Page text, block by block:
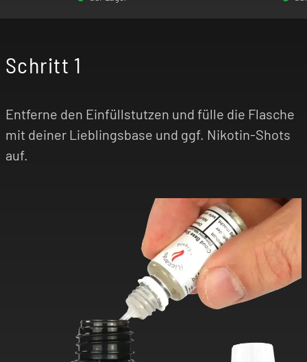
Schritt 1
Entferne den Einfüllstutzen und fülle die Flasche
mit deiner Lieblingsbase und ggf. Nikotin-Shots
auf.